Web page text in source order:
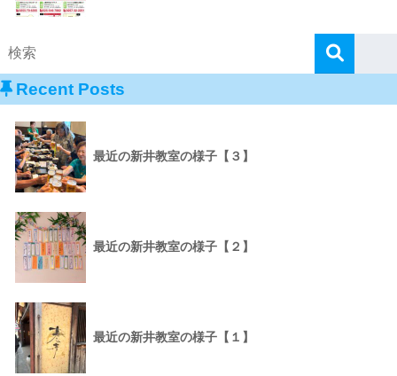
Recent Posts
最近の新井教室の様子【３】
最近の新井教室の様子【２】
最近の新井教室の様子【１】